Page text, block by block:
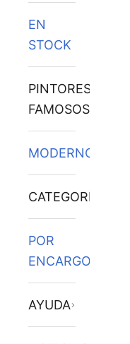
EN
STOCK
PINTORES
FAMOSOS
MODERNOS
CATEGORÍAS
POR
ENCARGO
AYUDA